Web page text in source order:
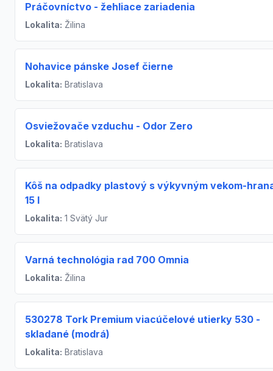
Práčovníctvo - žehliace zariadenia
Lokalita: Žilina
Nohavice pánske Josef čierne
Lokalita: Bratislava
Osviežovače vzduchu - Odor Zero
Lokalita: Bratislava
Kôš na odpadky plastový s výkyvným vekom-
15 l
Lokalita: 1 Svätý Jur
Varná technológia rad 700 Omnia
Lokalita: Žilina
530278 Tork Premium viacúčelové utierky 530 -
skladané (modrá)
Lokalita: Bratislava